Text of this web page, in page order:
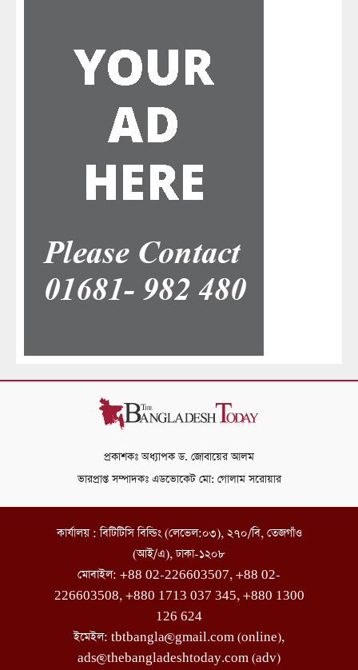
প্রকাশকঃ অধ্যাপক ড. জোবায়ের আলম
ভারপ্রাপ্ত সম্পাদকঃ এডভোকেট মো: গোলাম সরোয়ার
কার্যালয় : বিটিটিসি বিল্ডিং (লেভেল:০৩), ২৭০/বি, তেজগাঁও
(আই/এ), ঢাকা-১২০৮
মোবাইল: +88 02-226603507, +88 02-
226603508, +880 1713 037 345, +880 1300
126 624
ইমেইল: tbtbangla@gmail.com (online),
ads@thebangladeshtoday.com (adv)